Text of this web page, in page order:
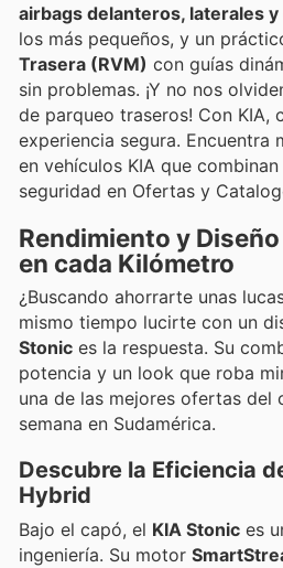
airbags delanteros, laterales
los más pequeños, y un
Trasera (RVM) con guías
sin problemas. ¡Y no nos
de parqueo traseros! Con KIA,
experiencia segura. Encuentra
en vehículos KIA que
seguridad en Ofertas y
Rendimiento y
en cada Kilómetro
¿Buscando ahorrarte unas
mismo tiempo lucirte con un
Stonic es la respuesta. Su
potencia y un look que roba
una de las mejores ofertas del
semana en Sudamérica.
Descubre la Eficiencia
Hybrid
Bajo el capó, el KIA Stonic es
ingeniería. Su motor